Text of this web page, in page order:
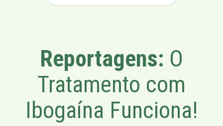
Reportagens: O
Tratamento com
Ibogaína Funciona!